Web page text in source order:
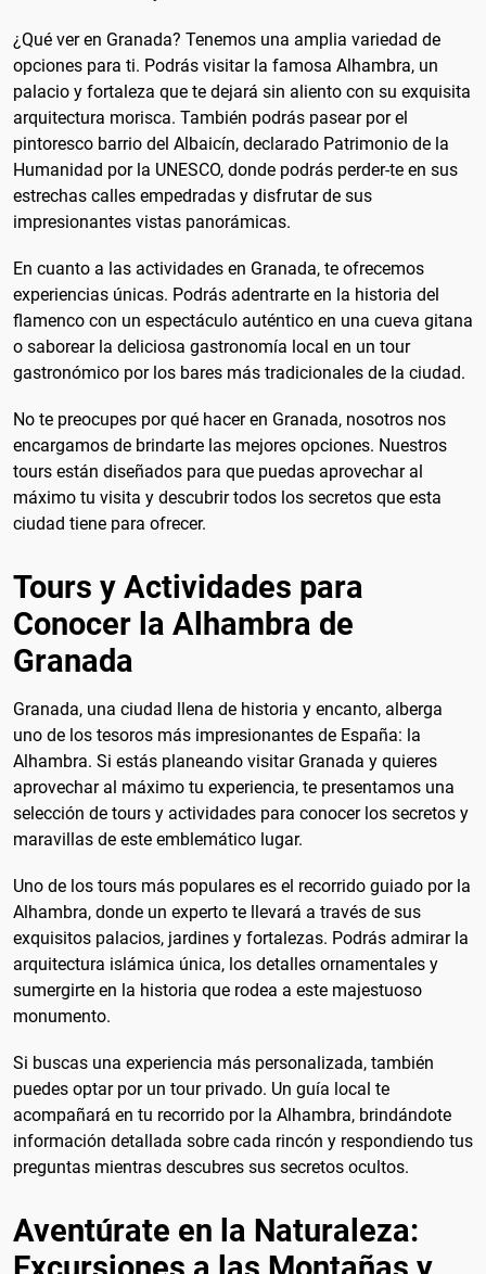
¿Qué ver en Granada? Tenemos una amplia variedad de
opciones para ti. Podrás visitar la famosa Alhambra, un
palacio y fortaleza que te dejará sin aliento con su exquisita
arquitectura morisca. También podrás pasear por el
pintoresco barrio del Albaicín, declarado Patrimonio de la
Humanidad por la UNESCO, donde podrás perder-te en sus
estrechas calles empedradas y disfrutar de sus
impresionantes vistas panorámicas.
En cuanto a las actividades en Granada, te ofrecemos
experiencias únicas. Podrás adentrarte en la historia del
flamenco con un espectáculo auténtico en una cueva gitana
o saborear la deliciosa gastronomía local en un tour
gastronómico por los bares más tradicionales de la ciudad.
No te preocupes por qué hacer en Granada, nosotros nos
encargamos de brindarte las mejores opciones. Nuestros
tours están diseñados para que puedas aprovechar al
máximo tu visita y descubrir todos los secretos que esta
ciudad tiene para ofrecer.
Tours y Actividades para
Conocer la Alhambra de
Granada
Granada, una ciudad llena de historia y encanto, alberga
uno de los tesoros más impresionantes de España: la
Alhambra. Si estás planeando visitar Granada y quieres
aprovechar al máximo tu experiencia, te presentamos una
selección de tours y actividades para conocer los secretos y
maravillas de este emblemático lugar.
Uno de los tours más populares es el recorrido guiado por la
Alhambra, donde un experto te llevará a través de sus
exquisitos palacios, jardines y fortalezas. Podrás admirar la
arquitectura islámica única, los detalles ornamentales y
sumergirte en la historia que rodea a este majestuoso
monumento.
Si buscas una experiencia más personalizada, también
puedes optar por un tour privado. Un guía local te
acompañará en tu recorrido por la Alhambra, brindándote
información detallada sobre cada rincón y respondiendo tus
preguntas mientras descubres sus secretos ocultos.
Aventúrate en la Naturaleza: